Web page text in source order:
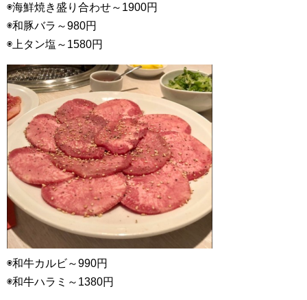
◉海鮮焼き盛り合わせ～1900円
◉和豚バラ～980円
◉上タン塩～1580円
◉和牛カルビ～990円
◉和牛ハラミ～1380円